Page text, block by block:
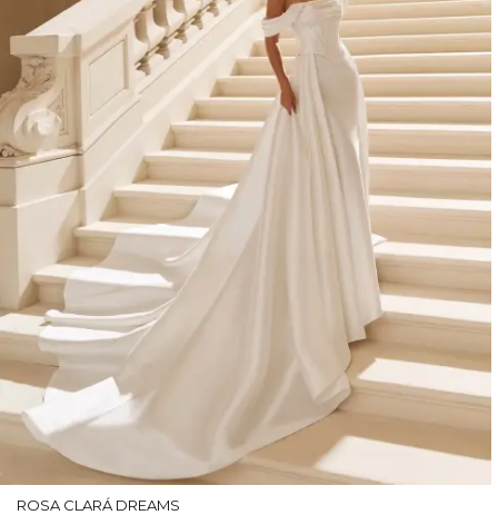
ROSA CLARÁ DREAMS